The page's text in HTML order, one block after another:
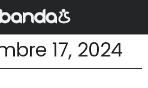
17, 2024